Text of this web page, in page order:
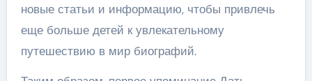
новые статьи и информацию, чтобы привлечь
еще больше детей к увлекательному
путешествию в мир биографий.